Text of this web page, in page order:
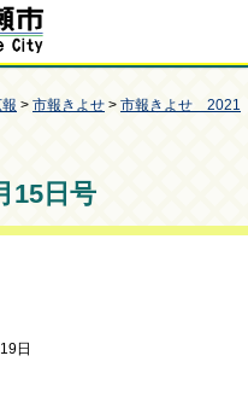
> 市報きよせ > 市報きよせ 2021
15日号
日